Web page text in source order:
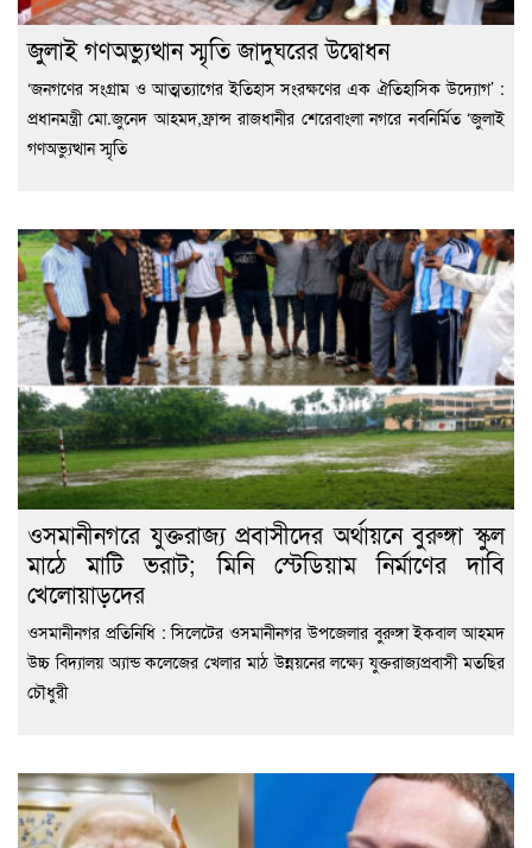
জুলাই গণঅভ্যুত্থান স্মৃতি জাদুঘরের উদ্বোধন
‘জনগণের সংগ্রাম ও আত্মত্যাগের ইতিহাস সংরক্ষণের এক ঐতিহাসিক উদ্যোগ’ :
প্রধানমন্ত্রী মো.জুনেদ আহমদ,ফ্রান্স রাজধানীর শেরেবাংলা নগরে নবনির্মিত ‘জুলাই
গণঅভ্যুত্থান স্মৃতি
ওসমানীনগরে যুক্তরাজ্য প্রবাসীদের অর্থায়নে বুরুঙ্গা স্কুল
মাঠে মাটি ভরাট; মিনি স্টেডিয়াম নির্মাণের দাবি
খেলোয়াড়দের
ওসমানীনগর প্রতিনিধি : সিলেটের ওসমানীনগর উপজেলার বুরুঙ্গা ইকবাল আহমদ
উচ্চ বিদ্যালয় অ্যান্ড কলেজের খেলার মাঠ উন্নয়নের লক্ষ্যে যুক্তরাজ্যপ্রবাসী মতছির
চৌধুরী